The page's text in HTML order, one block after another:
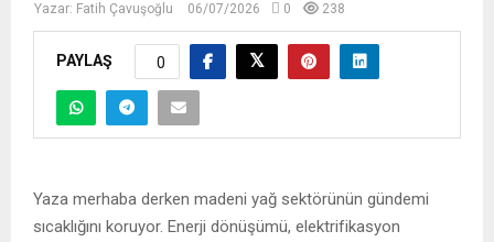
Yazar: Fatih Çavuşoğlu 06/07/2026 0 238
PAYLAŞ 0
Yaza merhaba derken madeni yağ sektörünün gündemi
sıcaklığını koruyor. Enerji dönüşümü, elektrifikasyon